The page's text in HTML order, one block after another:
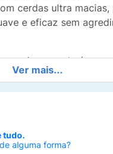
cerdas ultra macias,
e eficaz sem
em viagens, ela é
na mão,
maior estabilidade na
causadoras do
Ver mais...
tudo.
alguma forma?